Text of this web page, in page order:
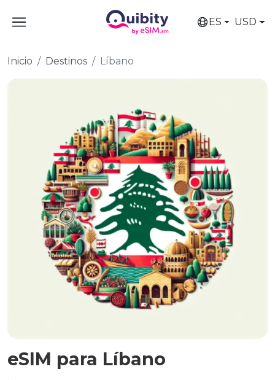
ES USD
Inicio Destinos Líbano
eSIM para Líbano